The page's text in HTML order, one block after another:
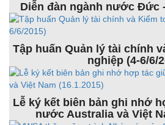
Diễn đàn ngành nước Đức
Tập huấn Quản lý tài chính
nghiệp (4-6/6/
Lễ ký kết biên bản ghi nhớ
nước Australia và Việt